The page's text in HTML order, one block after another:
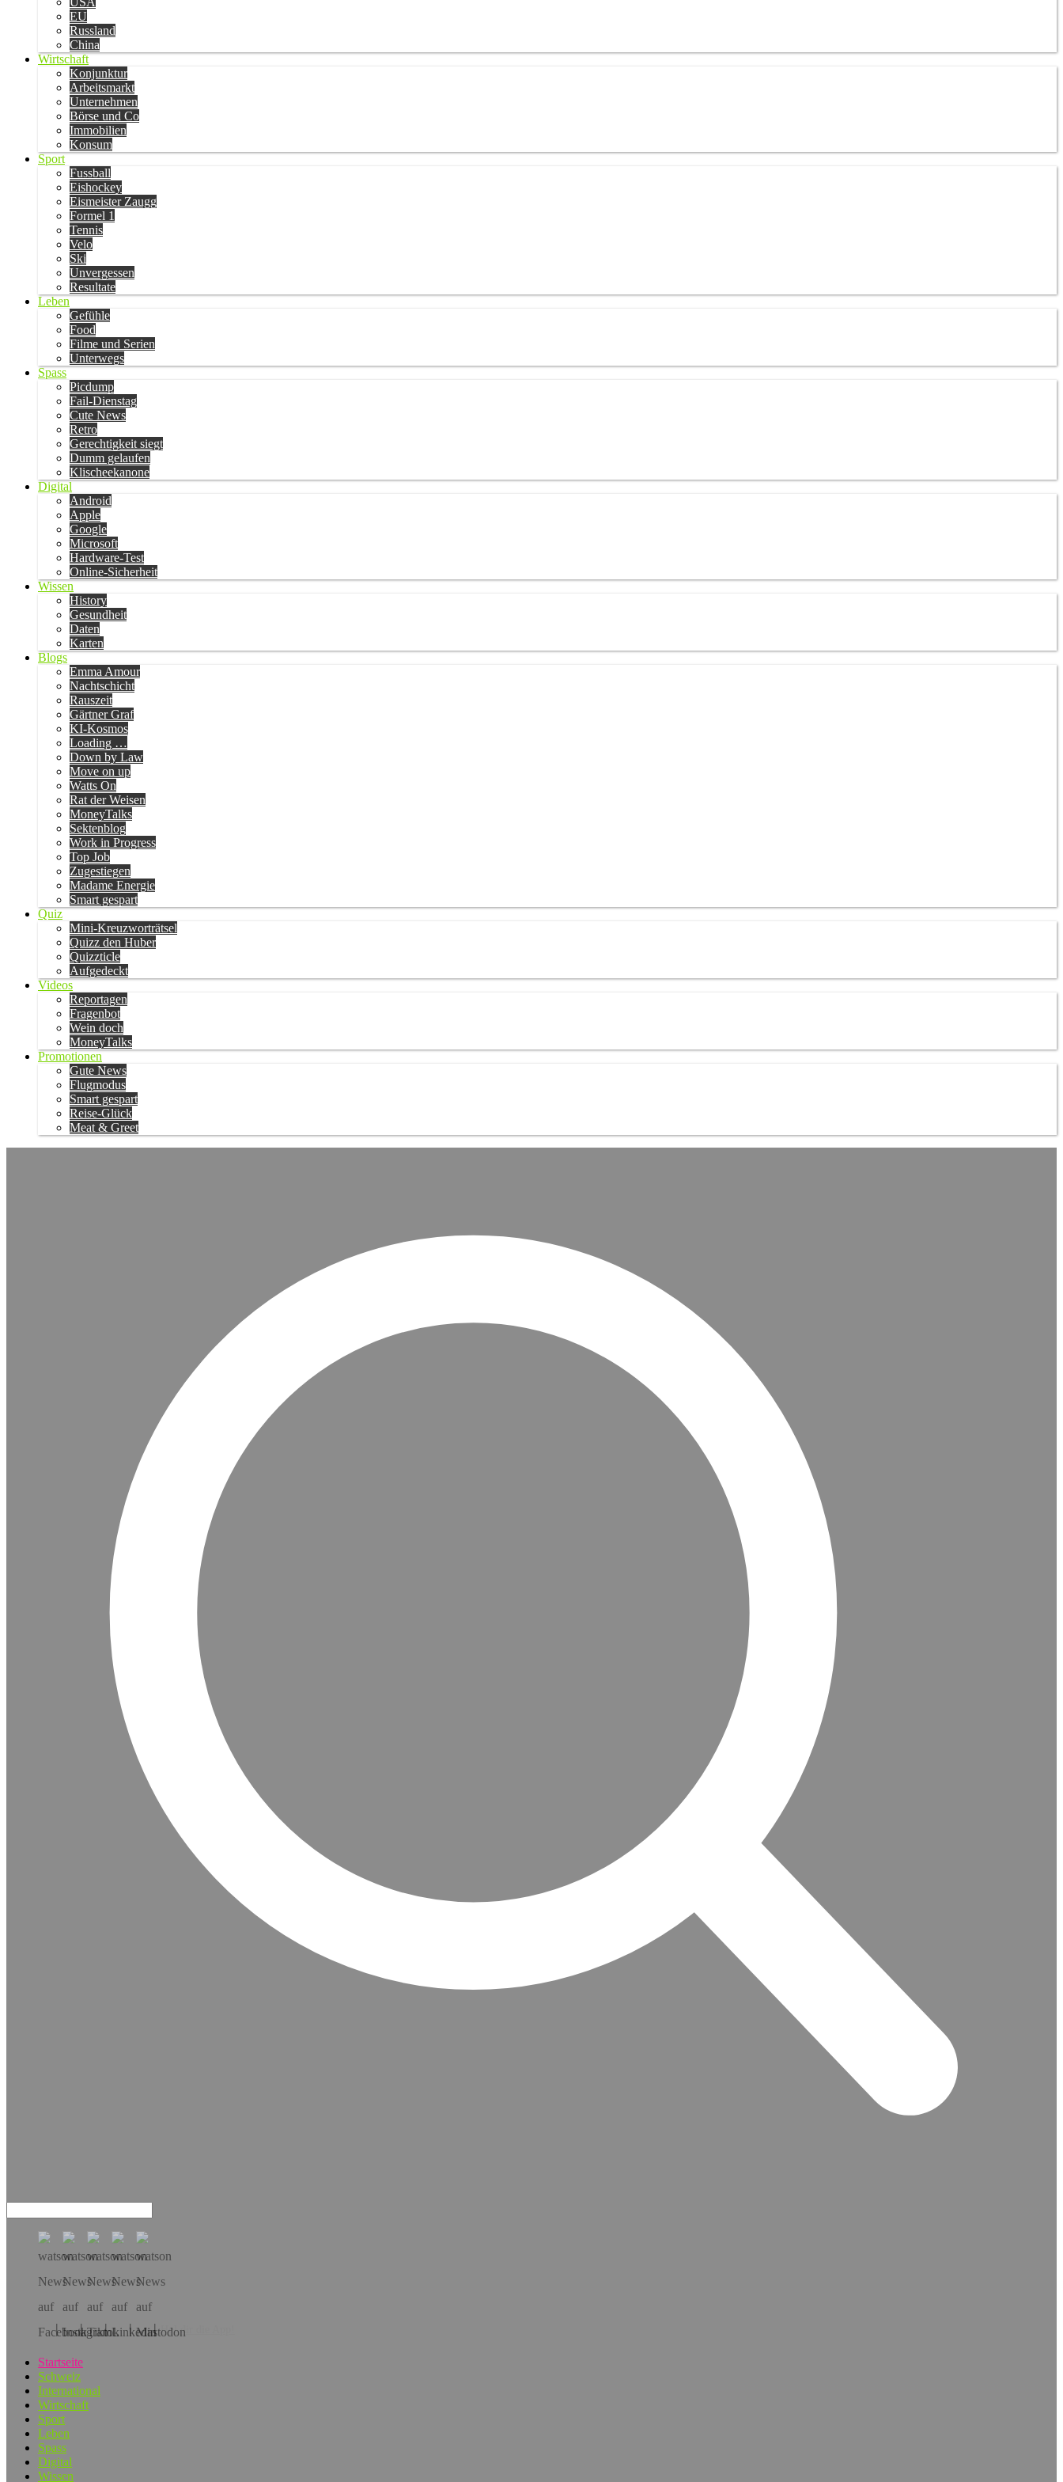
EU
Russland
China
Wirtschaft
Konjunktur
Arbeitsmarkt
Unternehmen
Börse und Co
Immobilien
Konsum
Sport
Fussball
Eishockey
Eismeister Zaugg
Formel 1
Tennis
Velo
Ski
Unvergessen
Resultate
Leben
Gefühle
Food
Filme und Serien
Unterwegs
Spass
Picdump
Fail-Dienstag
Cute News
Retro
Gerechtigkeit siegt
Dumm gelaufen
Klischeekanone
Digital
Android
Apple
Google
Microsoft
Hardware-Test
Online-Sicherheit
Wissen
History
Gesundheit
Daten
Karten
Blogs
Emma Amour
Nachtschicht
Rauszeit
Gärtner Graf
KI-Kosmos
Loading …
Down by Law
Move on up
Watts On
Rat der Weisen
MoneyTalks
Sektenblog
Work in Progress
Top Job
Zugestiegen
Madame Energie
Smart gespart
Quiz
Mini-Kreuzworträtsel
Quizz den Huber
Quizzticle
Aufgedeckt
Videos
Reportagen
Fragenbot
Wein doch
MoneyTalks
Promotionen
Gute News
Flugmodus
Smart gespart
Reise-Glück
Meat & Greet
Hol dir die App!
Startseite
Schweiz
International
Wirtschaft
Sport
Leben
Spass
Digital
Wissen